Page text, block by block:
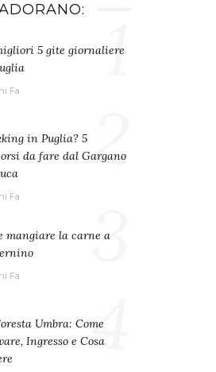
5 gite giornaliere
Fa 1
in Puglia? 5
da fare dal Gargano
Fa
2
mangiare la carne a
Fa 3
Umbra: Come
Ingresso e Cosa
4